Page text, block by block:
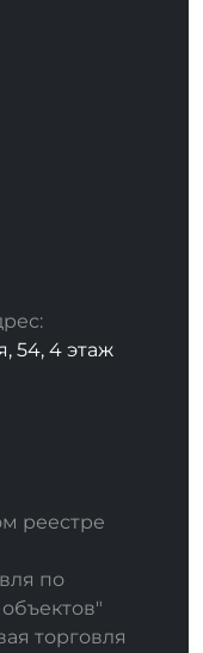
54, 4 этаж
реестре
по
торговля